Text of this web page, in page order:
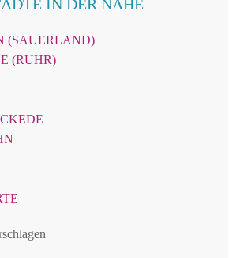
IN DER NÄHE
(SAUERLAND)
(RUHR)